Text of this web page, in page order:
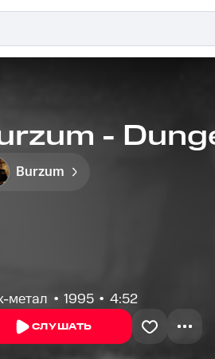
-
Burzum
метал 1995 4:52
СЛУШАТЬ